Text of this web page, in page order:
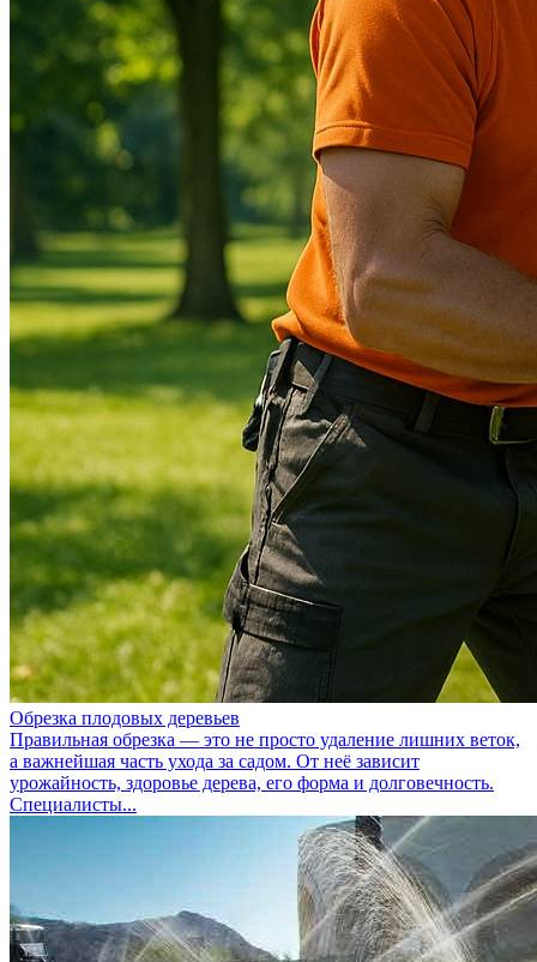
Обрезка плодовых деревьев
Правильная обрезка — это не просто удаление лишних веток,
а важнейшая часть ухода за садом. От неё зависит
урожайность, здоровье дерева, его форма и долговечность.
Специалисты...